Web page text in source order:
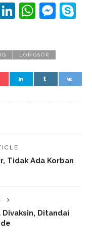
LinkedIn
LONGSOR
Tidak Ada Korban
Ditandai